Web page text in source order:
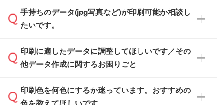
せいただければ、弊社にて無料でデザインデー
タを1点作成いたします。
積・ご注文フォームにアップロードしてご入稿
ください。
ご入稿後は経験豊富なスタッフがデータに不備
がないかチェックし、お客様と確認してから印
刷に進みますので、ご安心ください。
一部商品は入稿用テンプレートのご用意があり
ます。各商品ページの『印刷方法・テンプレー
入稿用のテンプレートはPDF形式ですが、
IllustratorやPhotoshopで開いてご利用いただけ
方」をご確認ください。
手持ちのデータ(jpg写真など)が印刷可能か相談し
たいです。
印刷に適したデータ・解像度かどうか、担当ス
タッフが事前に確認いたします。
ムへ添付いただくか、担当スタッフ宛にメール
でお送りください。
印刷に適したデータに調整してほしいです／その
他データ作成に関するお困りごと
データ作成でお困りの際には、担当スタッフが
印刷色を何色にするか迷っています。おすすめの